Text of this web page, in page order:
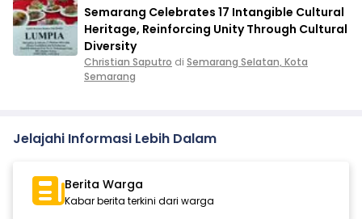
Semarang Celebrates 17 Intangible Cultural
Heritage, Reinforcing Unity Through Cultural
Diversity
Christian Saputro di Semarang Selatan, Kota
Semarang
Jelajahi Informasi Lebih Dalam
Berita Warga
Kabar berita terkini dari warga